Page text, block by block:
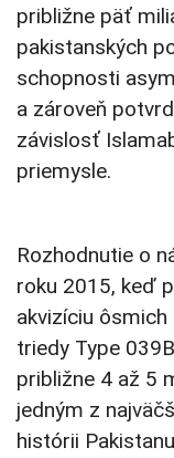
približne päť
pakistanských
schopnosti
a zároveň
závislosť
priemysle.
Rozhodnutie o
roku 2015, keď
akvizíciu
triedy Type
približne 4 až 5
jedným z
histórii